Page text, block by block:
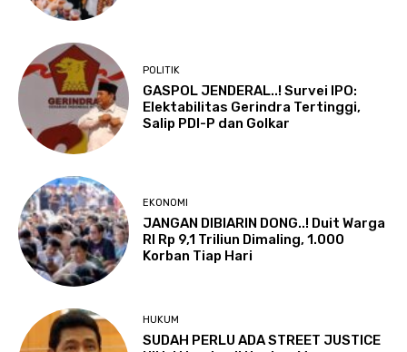
POLITIK
GASPOL JENDERAL..! Survei IPO:
Elektabilitas Gerindra Tertinggi,
Salip PDI-P dan Golkar
EKONOMI
JANGAN DIBIARIN DONG..! Duit Warga
RI Rp 9,1 Triliun Dimaling, 1.000
Korban Tiap Hari
HUKUM
SUDAH PERLU ADA STREET JUSTICE